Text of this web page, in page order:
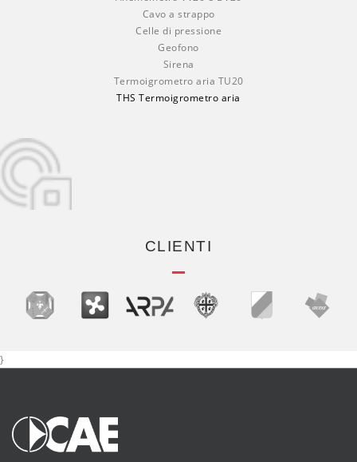
Cavo a strappo
Celle di pressione
Geofono
Sirena
Termoigrometro aria TU20
THS Termoigrometro aria
CLIENTI
}